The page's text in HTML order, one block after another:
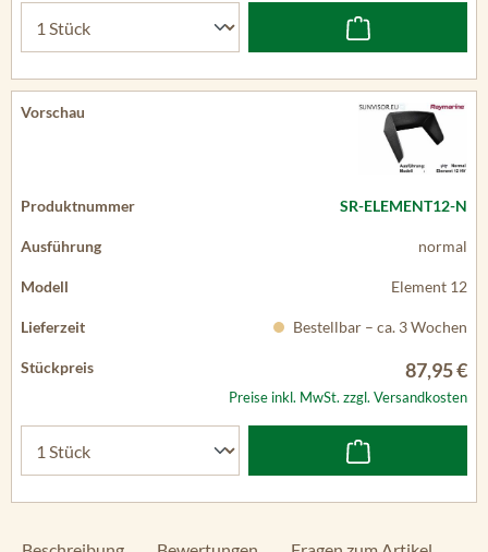
SR-ELEMENT12-N
normal
Element 12
Bestellbar – ca. 3 Wochen
87,95 €
Preise inkl. MwSt. zzgl. Versandkosten